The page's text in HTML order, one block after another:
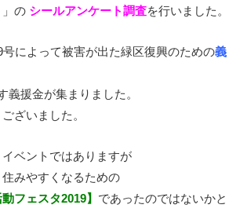
」の シールアンケート調査を行いました。
によって被害が出た緑区復興のための義
義援金が集まりました。
ざいました。
ベントではありますが
みやすくなるための
フェスタ2019】 であったのではないかと